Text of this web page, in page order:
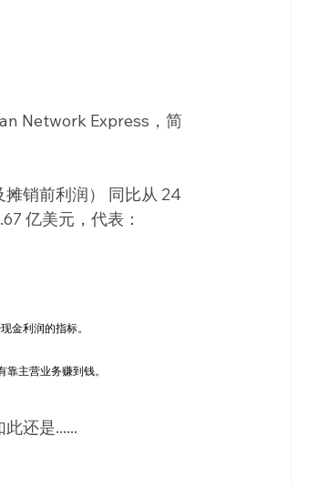
Network Express，简
销前利润） 同比从 24
亿美元，代表：
金利润的指标。
主营业务赚到钱。
还是......